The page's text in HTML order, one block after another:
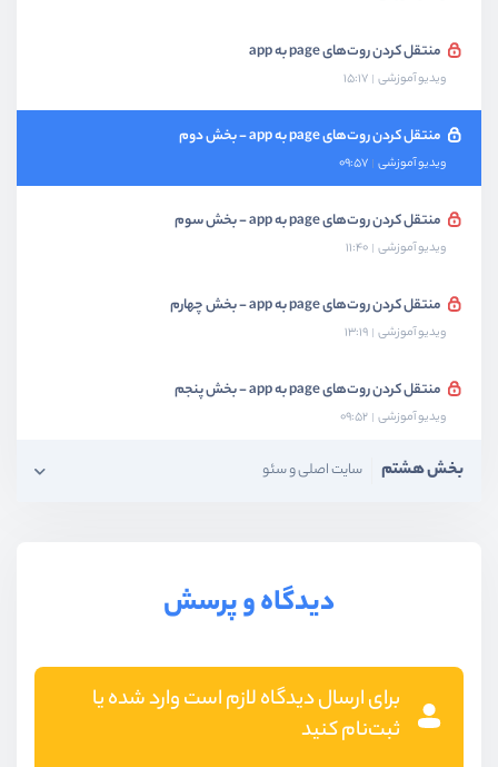
منتقل کردن روت‌های page به app
ویدیو آموزشی 15:17
منتقل کردن روت‌های page به app - بخش دوم
ویدیو آموزشی 09:57
منتقل کردن روت‌های page به app - بخش سوم
ویدیو آموزشی 11:40
منتقل کردن روت‌های page به app - بخش چهارم
ویدیو آموزشی 13:19
منتقل کردن روت‌های page به app - بخش پنجم
ویدیو آموزشی 09:52
بخش هشتم سایت اصلی و سئو
دیدگاه و پرسش
برای ارسال دیدگاه لازم است وارد شده یا
ثبت‌نام کنید